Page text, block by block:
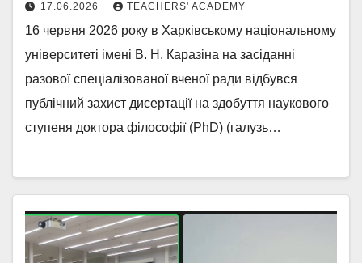
17.06.2026 TEACHERS' ACADEMY
16 червня 2026 року в Харківському національному
університеті імені В. Н. Каразіна на засіданні
разової спеціалізованої вченої ради відбувся
публічний захист дисертації на здобуття наукового
ступеня доктора філософії (PhD) (галузь…